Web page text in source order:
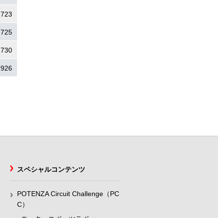
スペシャルコンテンツ
POTENZA Circuit Challenge（PC
C）